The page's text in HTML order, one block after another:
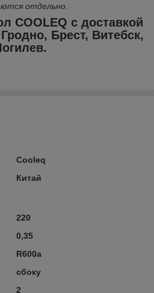
отдельно.
COOLEQ с доставкой
Брест, Витебск,
Cooleq
Китай
220
0,35
R600a
сбоку
2